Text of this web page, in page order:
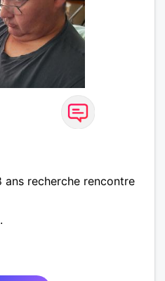
recherche rencontre